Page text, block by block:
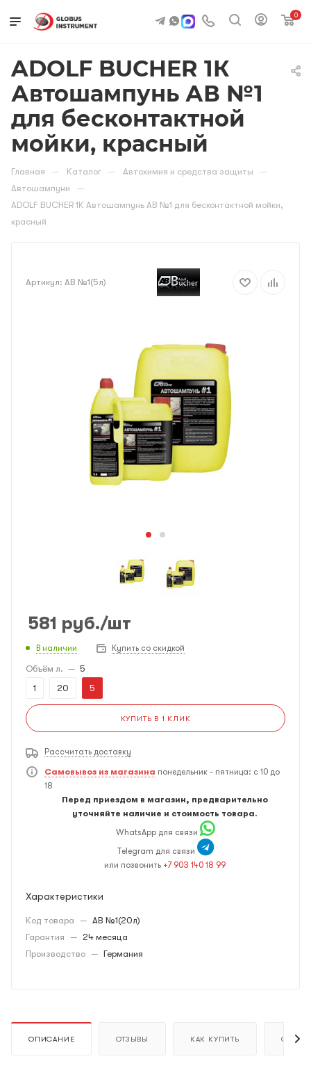
0
ADOLF BUCHER 1К
Автошампунь АВ №1
для бесконтактной
мойки, красный
Главная — Каталог — Автохимия и средства защиты —
Автошампуни —
ADOLF BUCHER 1К Автошампунь АВ №1 для бесконтактной мойки,
красный
Артикул: АВ №1(5л)
581 руб./шт
В наличии Купить со скидкой
Объём л. — 5
1
20 5
КУПИТЬ В 1 КЛИК
Рассчитать доставку
Самовывоз из магазина понедельник - пятница: с 10 до
18
Перед приездом в магазин, предварительно
уточняйте наличие и стоимость товара.
WhatsApp для связи
Telegram для связи
или позвонить +7 903 140 18 99
Характеристики
Код товара — АВ №1(20л)
Гарантия — 24 месяца
Производство — Германия
ОПИСАНИЕ ОТЗЫВЫ КАК КУПИТЬ ОПЛАТА